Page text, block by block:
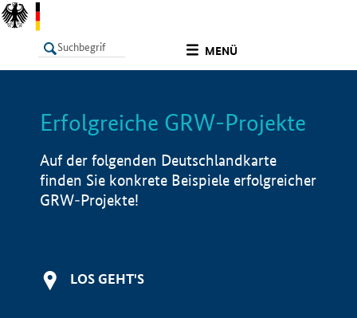
MENÜ
LISTE Info
Erfolgreiche GRW-Projekte
Auf der folgenden Deutschlandkarte
finden Sie konkrete Beispiele erfolgreicher
GRW-Projekte!
LOS GEHT'S